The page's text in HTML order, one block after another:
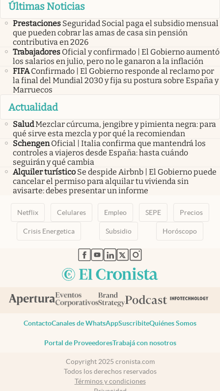
Últimas Noticias
Prestaciones Seguridad Social paga el subsidio mensual
que pueden cobrar las amas de casa sin pensión
contributiva en 2026
Trabajadores Oficial y confirmado | El Gobierno aumentó
los salarios en julio, pero no le ganaron a la inflación
FIFA Confirmado | El Gobierno responde al reclamo por
la final del Mundial 2030 y fija su postura sobre España y
Marruecos
Actualidad
SaludMezclar cúrcuma, jengibre y pimienta negra: para
qué sirve esta mezcla y por qué la recomiendan
Schengen Oficial | Italia confirma que mantendrá los
controles a viajeros desde España: hasta cuándo
seguirán y qué cambia
Alquiler turístico Se despide Airbnb | El Gobierno puede
cancelar el permiso para alquilar tu vivienda sin
avisarte: debes presentar un informe
Netflix Celulares Empleo SEPE Precios
Crisis Energetica Subsidio Horóscopo
abre en nueva pestaña
abre en nueva pestaña
abre en nueva pestaña
abre en nueva pestaña
abre en nueva pestaña
ContactoCanales de WhatsAppSuscribiteQuiénes Somos
Portal de ProveedoresTrabajá con nosotros
Copyright 2025 cronista.com
Todos los derechos reservados
Términos y condiciones